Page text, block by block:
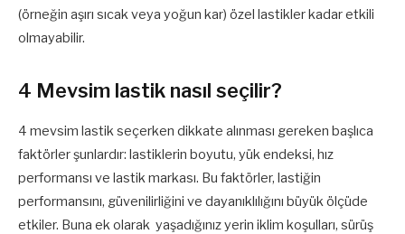
(örneğin aşırı sıcak veya yoğun kar) özel lastikler kadar etkili
olmayabilir.
4 Mevsim lastik nasıl seçilir?
4 mevsim lastik seçerken dikkate alınması gereken başlıca
faktörler şunlardır: lastiklerin boyutu, yük endeksi, hız
performansı ve lastik markası. Bu faktörler, lastiğin
performansını, güvenilirliğini ve dayanıklılığını büyük ölçüde
etkiler. Buna ek olarak yaşadığınız yerin iklim koşulları, sürüş